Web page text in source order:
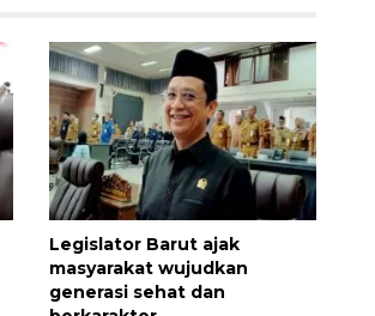
Legislator Barut ajak
masyarakat wujudkan
generasi sehat dan